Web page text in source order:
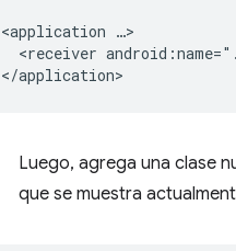
<application
<receiver
Luego, agrega una clase
que se muestra